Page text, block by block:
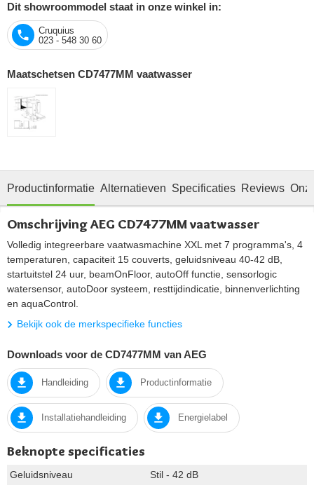
Dit showroommodel staat in onze winkel in:
Cruquius
023 - 548 30 60
Maatschetsen CD7477MM vaatwasser
Productinformatie Alternatieven Specificaties Reviews
Omschrijving AEG CD7477MM vaatwasser
Volledig integreerbare vaatwasmachine XXL met 7 programma's, 4
temperaturen, capaciteit 15 couverts, geluidsniveau 40-42 dB,
startuitstel 24 uur, beamOnFloor, autoOff functie, sensorlogic
watersensor, autoDoor systeem, resttijdindicatie, binnenverlichting
en aquaControl.
Bekijk ook de merkspecifieke functies
Downloads voor de CD7477MM van AEG
Handleiding Productinformatie
Installatiehandleiding Energielabel
Beknopte specificaties
Geluidsniveau
Stil - 42 dB